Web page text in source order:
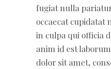
fugiat nulla
occaecat
in culpa qui officia
anim id est
dolor sit amet,